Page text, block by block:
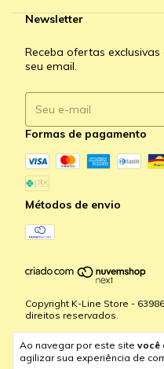
Ao navegar por este site você
agilizar sua experiência de
Newsletter
Receba ofertas
seu email.
Formas de pagamento
Métodos de envio
Copyright K-Line Store -
direitos reservados.